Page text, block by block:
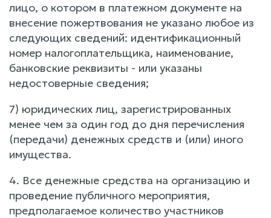
лицо, о котором в платежном документе на
внесение пожертвования не указано любое из
следующих сведений: идентификационный
номер налогоплательщика, наименование,
банковские реквизиты - или указаны
недостоверные сведения;
7) юридических лиц, зарегистрированных
менее чем за один год до дня перечисления
(передачи) денежных средств и (или) иного
имущества.
4. Все денежные средства на организацию и
проведение публичного мероприятия,
предполагаемое количество участников